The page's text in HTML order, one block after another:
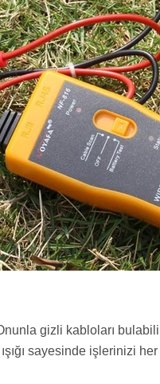
gizli kabloları
sayesinde işlerinizi